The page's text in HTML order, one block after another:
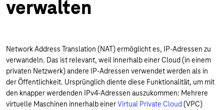
verwalten
Network Address Translation (NAT) ermöglicht es, IP-Adressen zu
verwandeln. Das ist relevant, weil innerhalb einer Cloud (in einem
privaten Netzwerk) andere IP-Adressen verwendet werden als in
der Öffentlichkeit. Ursprünglich diente diese Funktionalität, um mit
den knapper werdenden IPv4-Adressen auszukommen: Mehrere
virtuelle Maschinen innerhalb einerVirtual Private Cloud(VPC)